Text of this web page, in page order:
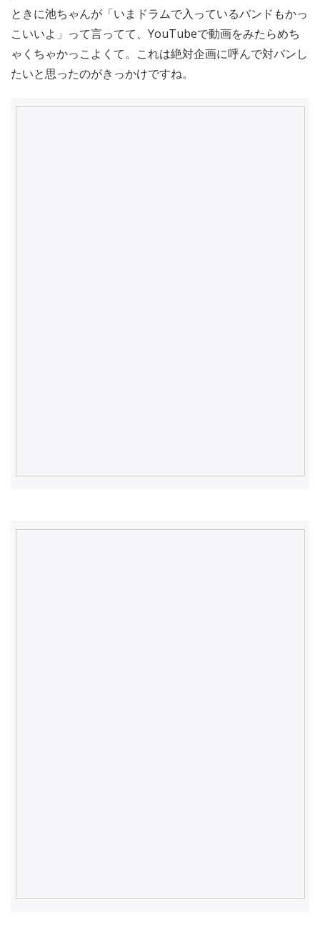
ときに池ちゃんが「いまドラムで入っているバンドもかっ
こいいよ」って言ってて、YouTubeで動画をみたらめち
ゃくちゃかっこよくて。これは絶対企画に呼んで対バンし
たいと思ったのがきっかけですね。